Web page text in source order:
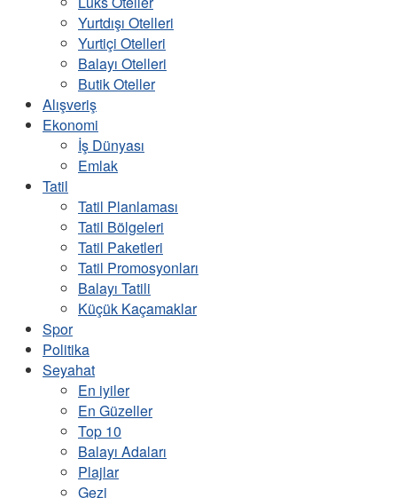
Yurtdışı Otelleri
Yurtiçi Otelleri
Balayı Otelleri
Butik Oteller
Alışveriş
Ekonomi
İş Dünyası
Emlak
Tatil
Tatil Planlaması
Tatil Bölgeleri
Tatil Paketleri
Tatil Promosyonları
Balayı Tatili
Küçük Kaçamaklar
Spor
Politika
Seyahat
En iyiler
En Güzeller
Top 10
Balayı Adaları
Plajlar
Gezi